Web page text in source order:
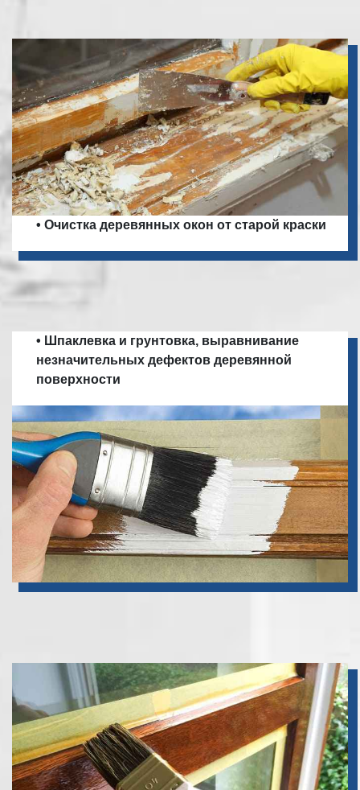
• Очистка деревянных окон от старой краски
• Шпаклевка и грунтовка, выравнивание
незначительных дефектов деревянной
поверхности